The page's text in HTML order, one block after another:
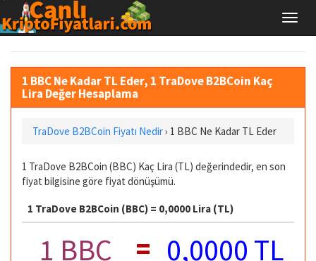
1 BBC Ne Kadar TL Eder, 1 TraDove B2BCoin Kaç
Lira Değer Hesaplama
TraDove B2BCoin Fiyatı Nedir› 1 BBC Ne Kadar TL Eder
1 TraDove B2BCoin (BBC) Kaç Lira (TL) değerindedir, en son
fiyat bilgisine göre fiyat dönüşümü.
1 TraDove B2BCoin (BBC) = 0,0000 Lira (TL)
1 BBC = 0,0000 TL